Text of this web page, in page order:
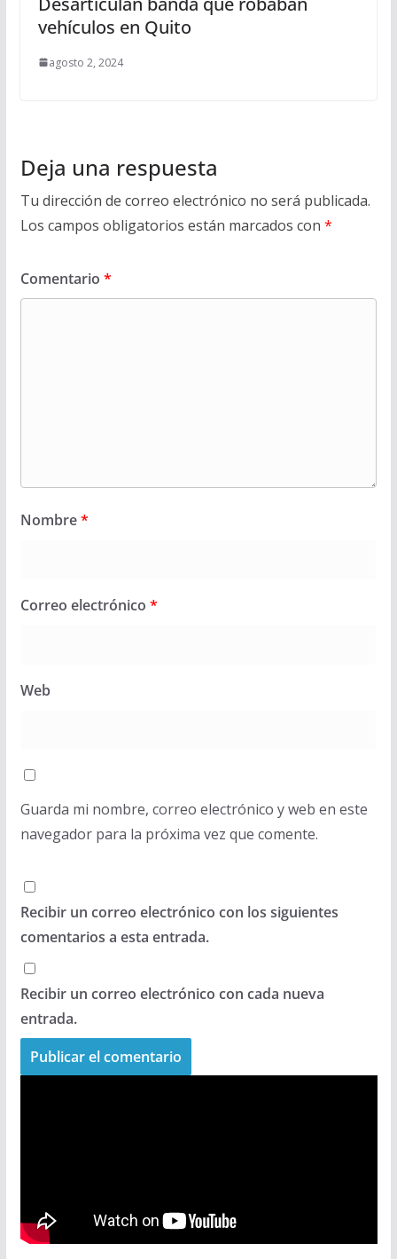
vehículos en Quito
agosto 2, 2024
Deja una respuesta
Tu dirección de correo electrónico no será publicada.
Los campos obligatorios están marcados con *
Comentario *
Nombre*
Correo electrónico *
Web
Guarda mi nombre, correo electrónico y web en este
navegador para la próxima vez que comente.
Recibir un correo electrónico con los siguientes
comentarios a esta entrada.
Recibir un correo electrónico con cada nueva
entrada.